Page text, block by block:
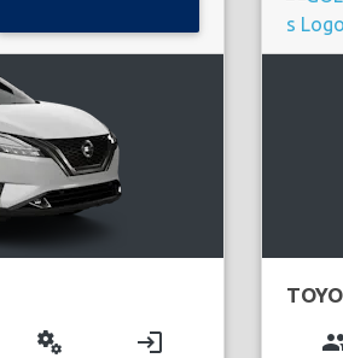
miscellaneous_services login